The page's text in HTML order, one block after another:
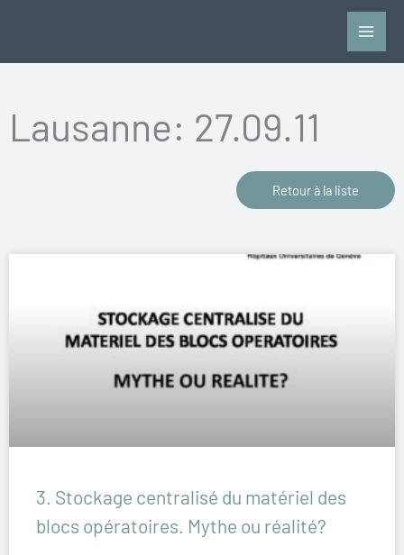
Lausanne: 27.09.11
Retour à la liste
3. Stockage centralisé du matériel des
blocs opératoires. Mythe ou réalité?